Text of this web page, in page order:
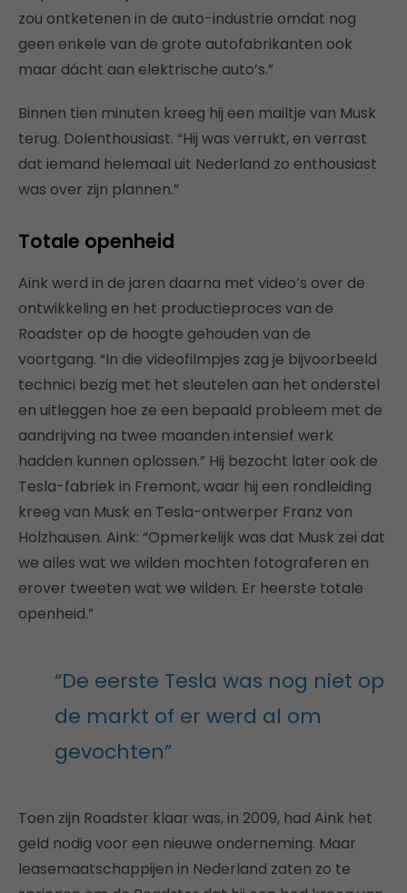
zou ontketenen in de auto-industrie omdat nog
geen enkele van de grote autofabrikanten ook
maar dácht aan elektrische auto’s.”
Binnen tien minuten kreeg hij een mailtje van Musk
terug. Dolenthousiast. “Hij was verrukt, en verrast
dat iemand helemaal uit Nederland zo enthousiast
was over zijn plannen.”
Totale openheid
Aink werd in de jaren daarna met video’s over de
ontwikkeling en het productieproces van de
Roadster op de hoogte gehouden van de
voortgang. “In die videofilmpjes zag je bijvoorbeeld
technici bezig met het sleutelen aan het onderstel
en uitleggen hoe ze een bepaald probleem met de
aandrijving na twee maanden intensief werk
hadden kunnen oplossen.” Hij bezocht later ook de
Tesla-fabriek in Fremont, waar hij een rondleiding
kreeg van Musk en Tesla-ontwerper Franz von
Holzhausen. Aink: “Opmerkelijk was dat Musk zei dat
we alles wat we wilden mochten fotograferen en
erover tweeten wat we wilden. Er heerste totale
openheid.”
“De eerste Tesla was nog niet op
de markt of er werd al om
gevochten”
Toen zijn Roadster klaar was, in 2009, had Aink het
geld nodig voor een nieuwe onderneming. Maar
leasemaatschappijen in Nederland zaten zo te